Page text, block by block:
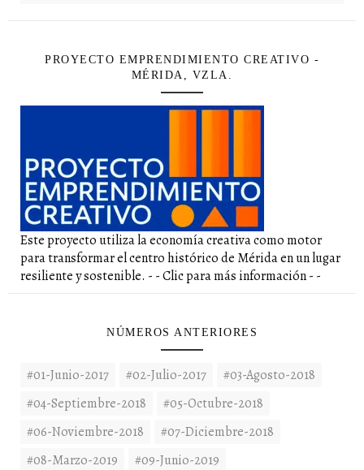
PROYECTO EMPRENDIMIENTO CREATIVO -
MÉRIDA, VZLA.
Este proyecto utiliza la economía creativa como motor
para transformar el centro histórico de Mérida en un lugar
resiliente y sostenible. - - Clic para más información - -
NÚMEROS ANTERIORES
#01-Junio-2017 #02-Julio-2017
#03-Agosto-2018
#04-Septiembre-2018
#05-Octubre-2018
#06-Noviembre-2018
#07-Diciembre-2018
#08-Marzo-2019
#09-Junio-2019